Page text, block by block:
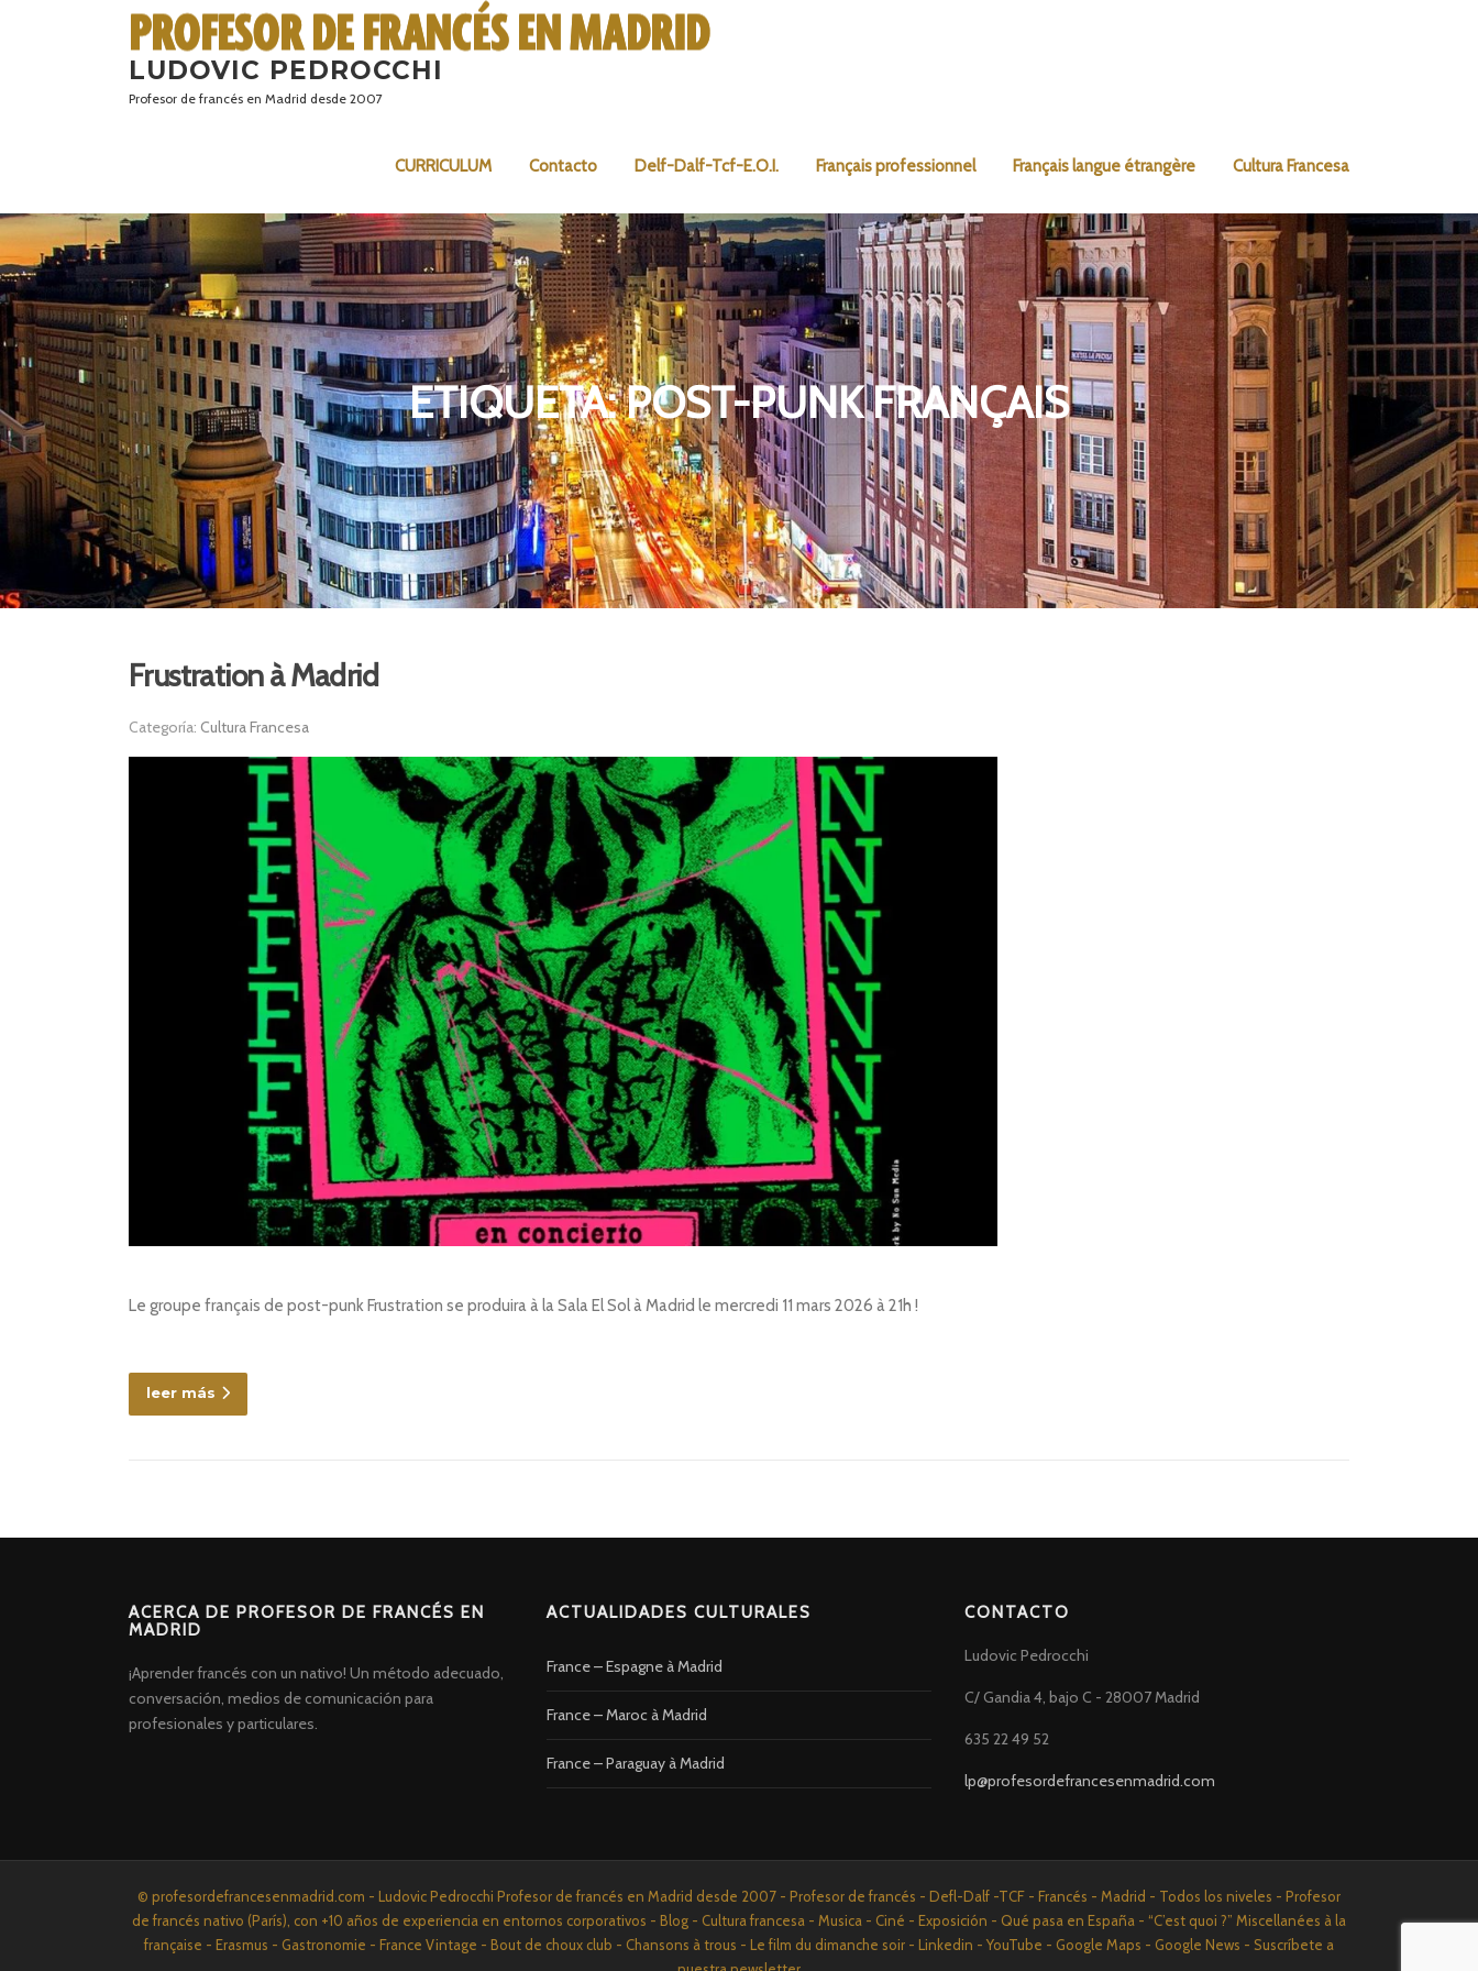
LUDOVIC PEDROCCHI
Profesor de francés en Madrid desde 2007
CURRICULUM Contacto Delf-Dalf-Tcf-E.O.I. Français professionnel Français langue étrangère Cultura Francesa
ETIQUETA:POST-PUNK FRANÇAIS
Frustration à Madrid
Categoría: Cultura Francesa
Le groupe français de post-punk Frustration se produira à la Sala El Sol à Madrid le mercredi 11 mars 2026 à 21h !
leer más
ACERCA DE PROFESOR DE FRANCÉS EN
MADRID
¡Aprender francés con un nativo! Un método adecuado,
conversación, medios de comunicación para
profesionales y particulares.
ACTUALIDADES CULTURALES
France – Espagne à Madrid
France – Maroc à Madrid
France – Paraguay à Madrid
CONTACTO
Ludovic Pedrocchi
C/ Gandia 4, bajo C - 28007 Madrid
635 22 49 52
lp@profesordefrancesenmadrid.com
© profesordefrancesenmadrid.com - Ludovic Pedrocchi Profesor de francés en Madrid desde 2007 - Profesor de francés - Defl-Dalf -TCF - Francés - Madrid - Todos los niveles - Profesor
de francés nativo (París), con +10 años de experiencia en entornos corporativos - Blog - Cultura francesa - Musica - Ciné - Exposición - Qué pasa en España - “C’est quoi ?” Miscellanées à la
française - Erasmus - Gastronomie - France Vintage - Bout de choux club - Chansons à trous - Le film du dimanche soir - Linkedin - YouTube - Google Maps - Google News - Suscríbete a
Screenr
parallax
theme